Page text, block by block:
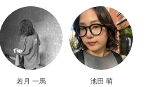
若月 一馬 池田 萌